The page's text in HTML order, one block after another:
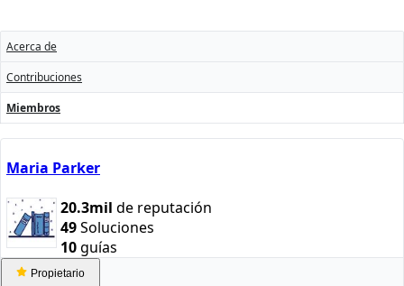
Acerca de
Contribuciones
Miembros
Maria Parker
20.3mil de reputación
49Soluciones
10guías
Propietario